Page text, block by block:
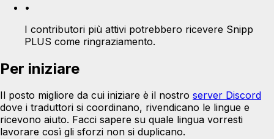
•
I contributori più attivi potrebbero ricevere Snipp
PLUS come ringraziamento.
Per iniziare
Il posto migliore da cui iniziare è il nostro server Discord
dove i traduttori si coordinano, rivendicano le lingue e
ricevono aiuto. Facci sapere su quale lingua vorresti
lavorare così gli sforzi non si duplicano.